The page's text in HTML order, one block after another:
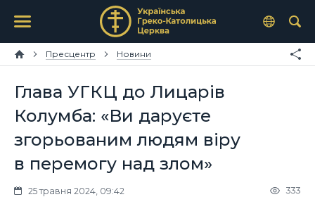
Пресцентр Новини
Глава УГКЦ до Лицарів
Колумба: «Ви даруєте
згорьованим людям віру
в перемогу над злом»
25 травня 2024, 09:42 333